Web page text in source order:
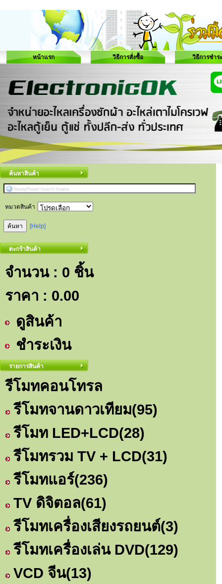
หน้าแรก วิธีการสั่งซื้อ วิธีการชำร
ค้นหาสินค้า
หมวดสินค้า
[Help]
ตะกร้าสินค้า
จำนวน : 0 ชิ้น
ราคา : 0.00
ดูสินค้า
ชำระเงิน
รายการสินค้า
รีโมทคอนโทรล
รีโมทจานดาวเทียม(95)
รีโมท LED+LCD(28)
รีโมทรวม TV + LCD(31)
รีโมทแอร์(236)
TV ดิจิตอล(61)
รีโมทเครื่องเสียงรถยนต์(3)
รีโมทเครื่องเล่น DVD(129)
VCD จีน(13)